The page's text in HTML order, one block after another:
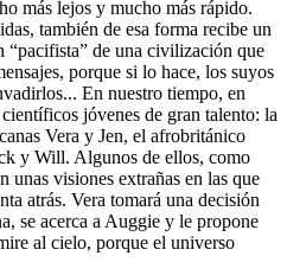
más lejos y mucho más rápido.
también de esa forma recibe un
“pacifista” de una civilización que
porque si lo hace, los suyos
En nuestro tiempo, en
jóvenes de gran talento: la
Vera y Jen, el afrobritánico
y Will. Algunos de ellos, como
visiones extrañas en las que
atrás. Vera tomará una decisión
se acerca a Auggie y le propone
al cielo, porque el universo